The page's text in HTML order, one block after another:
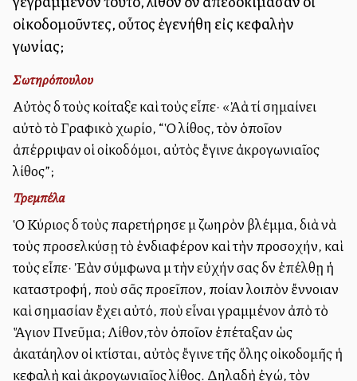
οἰκοδομοῦντες, οὗτος ἐγενήθη εἰς κεφαλὴν
γωνίας;
Σωτηρόπουλου
Αὐτὸς δὲ τοὺς κοίταξε καὶ τοὺς εἶπε· «Ἀλλὰ τί σημαίνει
αὐτὸ τὸ Γραφικὸ χωρίο, “Ὁ λίθος, τὸν ὁποῖον
ἀπέρριψαν οἱ οἰκοδόμοι, αὐτὸς ἔγινε ἀκρογωνιαῖος
λίθος”;
Τρεμπέλα
Ὁ Κύριος δὲ τοὺς παρετήρησε μὲ ζωηρὸν βλέμμα, διὰ νὰ
τοὺς προσελκύσῃ τὸ ἐνδιαφέρον καὶ τὴν προσοχήν, καὶ
τοὺς εἶπε· Ἐὰν σύμφωνα μὲ τὴν εὐχήν σας δὲν ἐπέλθῃ ἡ
καταστροφή, ποὺ σᾶς προεῖπον, ποίαν λοιπὸν ἔννοιαν
καὶ σημασίαν ἔχει αὐτό, ποὺ εἶναι γραμμένον ἀπὸ τὸ
Ἅγιον Πνεῦμα; Λίθον,τὸν ὁποῖον ἐπέταξαν ὡς
ἀκατάλληλον οἱ κτίσται, αὐτὸς ἔγινε τῆς ὅλης οἰκοδομῆς ἡ
κεφαλὴ καὶ ἀκρογωνιαῖος λίθος. Δηλαδὴ ἐγώ, τὸν